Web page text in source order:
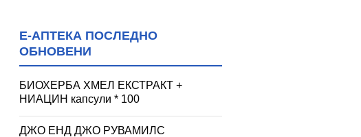
Е-АПТЕКА ПОСЛЕДНО
ОБНОВЕНИ
БИОХЕРБА ХМЕЛ ЕКСТРАКТ +
НИАЦИН капсули * 100
ДЖО ЕНД ДЖО РУВАМИЛС